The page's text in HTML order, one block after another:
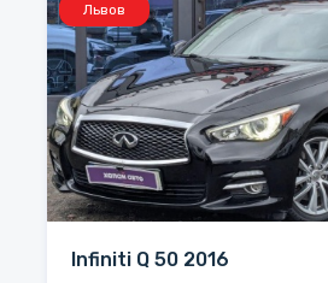
Львов
Infiniti Q 50 2016